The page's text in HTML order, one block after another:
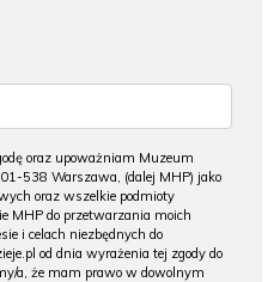
oraz upoważniam Muzeum
538 Warszawa, (dalej MHP) jako
oraz wszelkie podmioty
MHP do przetwarzania moich
i celach niezbędnych do
od dnia wyrażenia tej zgody do
a, że mam prawo w dowolnym